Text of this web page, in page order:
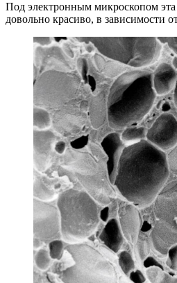
Под электронным микроскопом эта
довольно красиво, в зависимости